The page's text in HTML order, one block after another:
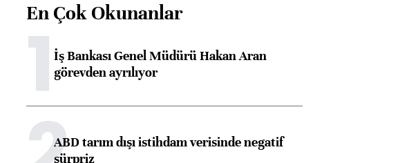
En Çok Okunanlar
1İş Bankası Genel Müdürü Hakan Aran
görevden ayrılıyor
ABD tarım dışı istihdam verisinde negatif
sürpriz